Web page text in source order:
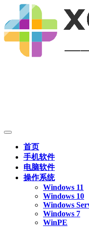
首页
手机软件
电脑软件
操作系统
Windows 11
Windows 10
Windows
Windows 7
WinPE